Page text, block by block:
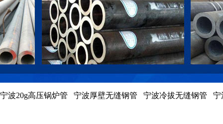
20g高压锅炉管 宁波厚壁无缝钢管 宁波冷拔无缝钢管